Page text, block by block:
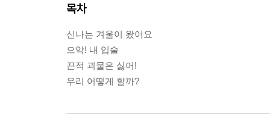
목차
신나는 겨울이 왔어요
으악! 내 입술
끈적 괴물은 싫어!
우리 어떻게 할까?